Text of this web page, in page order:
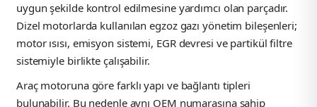
Parça
uygun şekilde kontrol edilmesine yardımcı olan parçadır.
Dizel motorlarda kullanılan egzoz gazı yönetim bileşenleri;
motor ısısı, emisyon sistemi, EGR devresi ve partikül filtre
sistemiyle birlikte çalışabilir.
Araç motoruna göre farklı yapı ve bağlantı tipleri
bulunabilir. Bu nedenle aynı OEM numarasına sahip